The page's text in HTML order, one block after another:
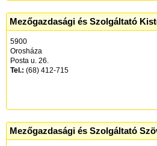
Mezőgazdasági és Szolgáltató
5900
Orosháza
Posta u. 26.
Tel.: (68) 412-715
Mezőgazdasági és Szolgáltató